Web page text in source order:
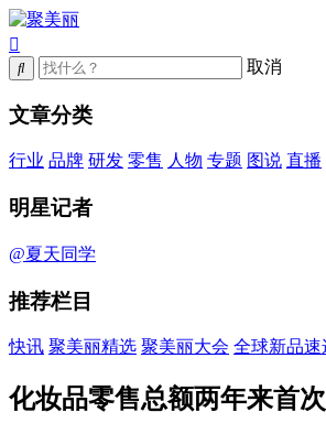
取消
文章分类
行业 品牌 研发 零售 人物 专题 图说 直播
明星记者
@夏天同学
推荐栏目
快讯 聚美丽精选 聚美丽大会 全球新品速
化妆品零售总额两年来首次